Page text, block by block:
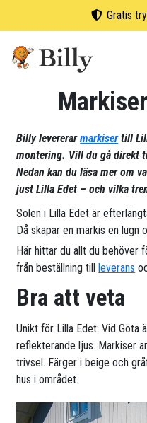
Gratis
Billy levererarmarkisertill
montering. Vill du gå direkt
Nedan kan du läsa mer om
just Lilla Edet – och vilka
Solen i Lilla Edet är
Då skapar en markis en lugn
Här hittar du allt du behöver
från beställning tillleverans
Bra att veta
Unikt för Lilla Edet: Vid Göta
reflekterande ljus. Markiser
trivsel. Färger i beige och
hus i området.